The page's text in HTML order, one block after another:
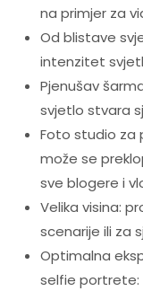
na primjer za
Od blistave
intenzitet
Pjenušav
svjetlo stvara
Foto studio za
može se
sve blogere i
Velika visina:
scenarije ili za
Optimalna
selfie